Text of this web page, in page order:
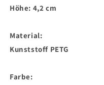
Höhe: 4,2 cm
Material:
Kunststoff PETG
Farbe: